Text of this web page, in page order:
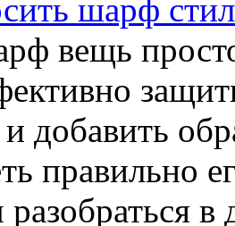
шарф
вещь
добавить
правильно
в